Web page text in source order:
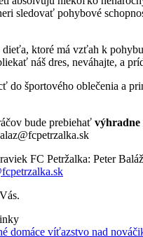
sledovať pohybové
dieťa, ktoré má vzťah k
náš dres, neváhajte, a
do športového oblečenia a
bude prebiehať výhradne
FC Petržalka: Peter